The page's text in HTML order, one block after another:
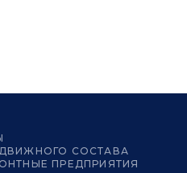
СОСТАВА
ПРЕДПРИЯТИЯ